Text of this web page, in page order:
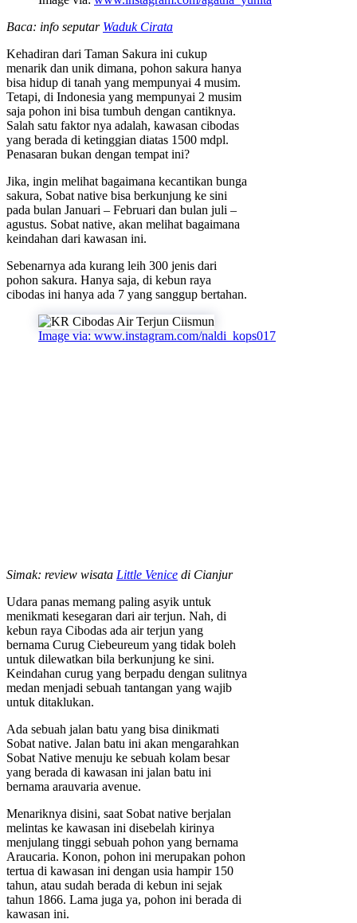
Baca: info seputar Waduk Cirata
Kehadiran dari Taman Sakura ini cukup
menarik dan unik dimana, pohon sakura hanya
bisa hidup di tanah yang mempunyai 4 musim.
Tetapi, di Indonesia yang mempunyai 2 musim
saja pohon ini bisa tumbuh dengan cantiknya.
Salah satu faktor nya adalah, kawasan cibodas
yang berada di ketinggian diatas 1500 mdpl.
Penasaran bukan dengan tempat ini?
Jika, ingin melihat bagaimana kecantikan bunga
sakura, Sobat native bisa berkunjung ke sini
pada bulan Januari – Februari dan bulan juli –
agustus. Sobat native, akan melihat bagaimana
keindahan dari kawasan ini.
Sebenarnya ada kurang leih 300 jenis dari
pohon sakura. Hanya saja, di kebun raya
cibodas ini hanya ada 7 yang sanggup bertahan.
Image via: www.instagram.com/naldi_kops017
Simak: review wisata Little Venice di Cianjur
Udara panas memang paling asyik untuk
menikmati kesegaran dari air terjun. Nah, di
kebun raya Cibodas ada air terjun yang
bernama Curug Ciebeureum yang tidak boleh
untuk dilewatkan bila berkunjung ke sini.
Keindahan curug yang berpadu dengan sulitnya
medan menjadi sebuah tantangan yang wajib
untuk ditaklukan.
Ada sebuah jalan batu yang bisa dinikmati
Sobat native. Jalan batu ini akan mengarahkan
Sobat Native menuju ke sebuah kolam besar
yang berada di kawasan ini jalan batu ini
bernama arauvaria avenue.
Menariknya disini, saat Sobat native berjalan
melintas ke kawasan ini disebelah kirinya
menjulang tinggi sebuah pohon yang bernama
Araucaria. Konon, pohon ini merupakan pohon
tertua di kawasan ini dengan usia hampir 150
tahun, atau sudah berada di kebun ini sejak
tahun 1866. Lama juga ya, pohon ini berada di
kawasan ini.